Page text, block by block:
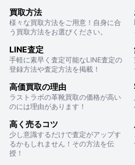
買取方法
様々な買取方法をご用意！自身に合
う買取方法をお選びください。
LINE査定
手軽に素早く査定可能なLINE査定の
登録方法や査定方法を掲載！
高価買取の理由
ラストラボの革靴買取の価格が高い
のには理由があります！
高く売るコツ
少し意識するだけで査定がアップす
るかもしれません！その方法を伝
授！